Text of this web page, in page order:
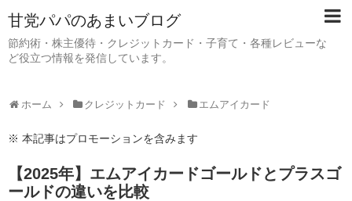
甘党パパのあまいブログ
節約術・株主優待・クレジットカード・子育て・各種レビューな
ど役立つ情報を発信しています。
ホーム クレジットカード エムアイカード
※ 本記事はプロモーションを含みます
【2025年】エムアイカードゴールドとプラスゴ
ールドの違いを比較